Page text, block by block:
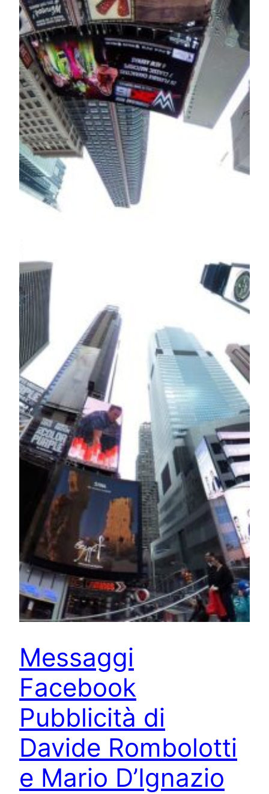
Messaggi
Facebook
Pubblicità di
Davide Rombolotti
e Mario D’Ignazio